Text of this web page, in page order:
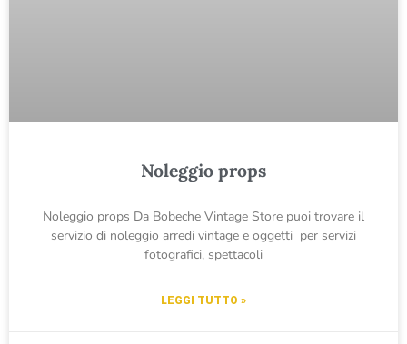
Noleggio props
Noleggio props Da Bobeche Vintage Store puoi trovare il
servizio di noleggio arredi vintage e oggetti per servizi
fotografici, spettacoli
LEGGI TUTTO »